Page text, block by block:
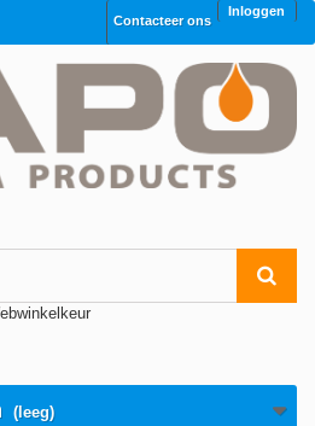
Inloggen
Contacteer ons
(leeg)